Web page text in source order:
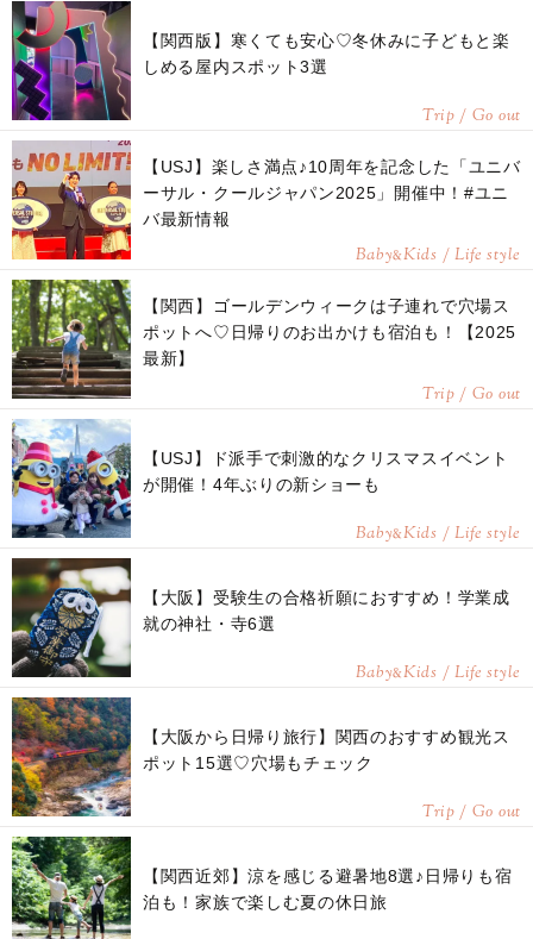
【関西版】寒くても安心♡冬休みに子どもと楽
しめる屋内スポット3選
Trip / Go out
【USJ】楽しさ満点♪10周年を記念した「ユニバ
ーサル・クールジャパン2025」開催中！#ユニ
バ最新情報
Baby&Kids / Life style
【関西】ゴールデンウィークは子連れで穴場ス
ポットへ♡日帰りのお出かけも宿泊も！【2025
最新】
Trip / Go out
【USJ】ド派手で刺激的なクリスマスイベント
が開催！4年ぶりの新ショーも
Baby&Kids / Life style
【大阪】受験生の合格祈願におすすめ！学業成
就の神社・寺6選
Baby&Kids / Life style
【大阪から日帰り旅行】関西のおすすめ観光ス
ポット15選♡穴場もチェック
Trip / Go out
【関西近郊】涼を感じる避暑地8選♪日帰りも宿
泊も！家族で楽しむ夏の休日旅